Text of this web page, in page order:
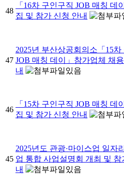
48
「16차 구인구직 JOB 매칭 데
집 및 참가 신청 안내
47
2025년 부산상공회의소「15차
JOB 매칭 데이」참가업체 채
내
46
「15차 구인구직 JOB 매칭 데
집 및 참가 신청 안내
45
2025년도 관광·마이스업 일자
업 통합 사업설명회 개최 및 참
내